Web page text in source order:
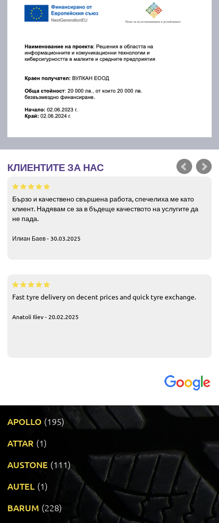
КЛИЕНТИТЕ ЗА НАС
Бързо и качествено свършена работа, спечелиха ме като
клиент. Надявам се за в бъдеще качеството на услугите да
не пада.
Илиан Баев - 30.03.2025
Fast tyre delivery on decent prices and quick tyre exchange.
Anatoli Iliev - 20.02.2025
APOLLO (195)
ATTAR (1)
AUSTONE (111)
AUTEL (1)
BARUM (228)